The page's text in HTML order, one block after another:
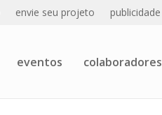
envie seu projeto publicidade
eventos colaboradores